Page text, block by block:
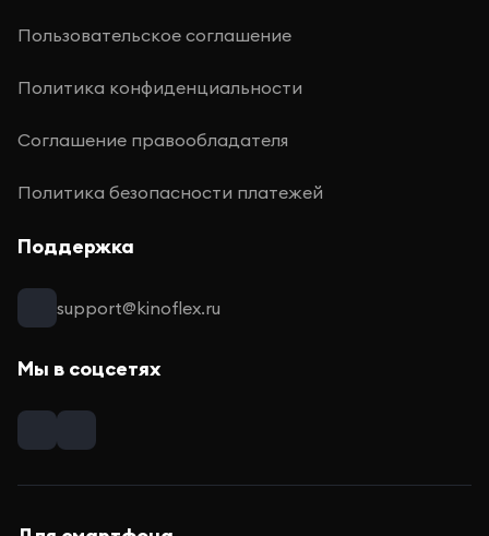
Пользовательское соглашение
Политика конфиденциальности
Соглашение правообладателя
Политика безопасности платежей
Поддержка
support@kinoflex.ru
Мы в соцсетях